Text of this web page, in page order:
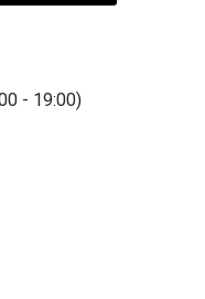
- 19:00)